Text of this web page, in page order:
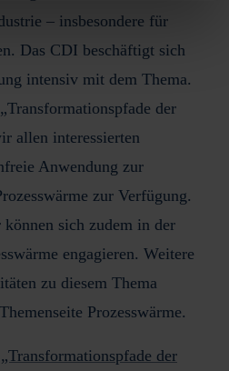
– insbesondere für
Das CDI beschäftigt sich
intensiv mit dem Thema.
der
allen interessierten
Anwendung zur
zur Verfügung.
sich zudem in der
engagieren. Weitere
zu diesem Thema
Prozesswärme.
der